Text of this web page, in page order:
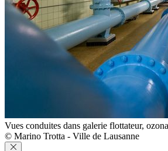
Vues conduites dans galerie flottateur,
© Marino Trotta - Ville de Lausanne